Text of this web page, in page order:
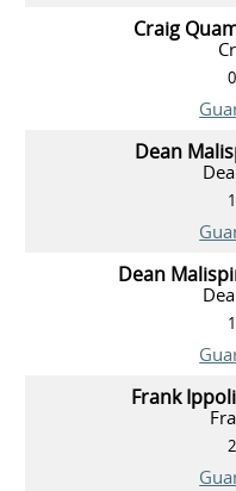
Craig
Dean
Dean
Frank